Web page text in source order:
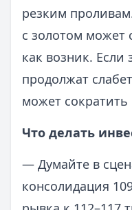
резким
с золотом может
как возник.
продолжат
может
Что делать
— Думайте в
консолидация